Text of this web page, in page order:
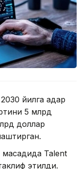
йилга қадар
5 млрд
доллар
Talent
этилди.